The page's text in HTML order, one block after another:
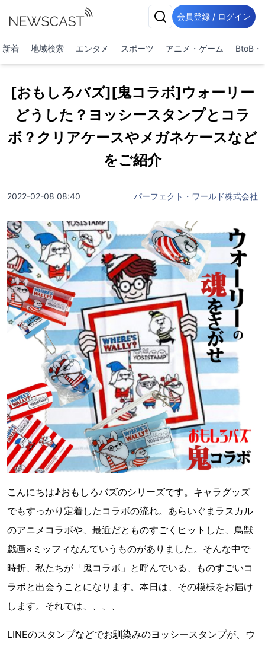
会員登録 / ログイン
新着 地域検索 エンタメ スポーツ アニメ・ゲーム BtoB・
[おもしろバズ][鬼コラボ]ウォーリー
どうした？ヨッシースタンプとコラ
ボ？クリアケースやメガネケースなど
をご紹介
2022-02-08 08:40 パーフェクト・ワールド株式会社
こんにちは♪おもしろバズのシリーズです。キャラグッズ
でもすっかり定着したコラボの流れ。あらいぐまラスカル
のアニメコラボや、最近だとものすごくヒットした、鳥獣
戯画×ミッフィなんていうものがありました。そんな中で
時折、私たちが「鬼コラボ」と呼んでいる、ものすごいコ
ラボと出会うことになります。本日は、その模様をお届け
します。それでは、、、、
LINEのスタンプなどでお馴染みのヨッシースタンプが、ウ